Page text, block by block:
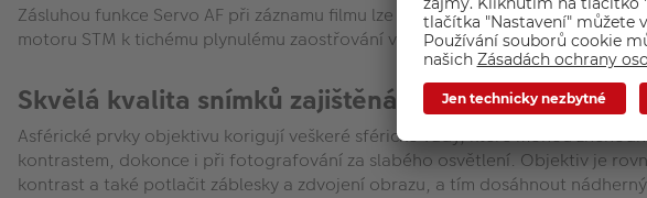
Zásluhou funkce Servo AF při záznamu filmu lze snadno nahrávat vysoce
motoru STM k tichému plynulému zaostřování v režimu Film, takže filmy jsou
Skvělá kvalita snímků zajištěná asférickými prvky
Asférické prvky objektivu korigují veškeré sférické vady, které mohou
kontrastem, dokonce i při fotografování za slabého osvětlení. Objektiv je
kontrast a také potlačit záblesky a zdvojení obrazu, a tím dosáhnout